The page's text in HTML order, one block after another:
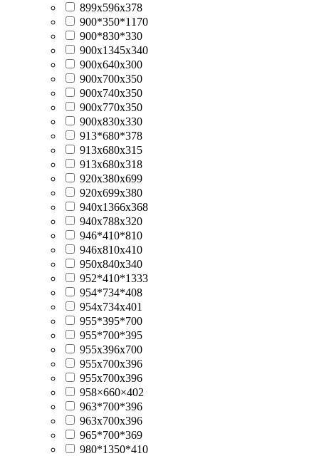
899x596x378
900*350*1170
900*830*330
900x1345x340
900x640x300
900x700x350
900x740x350
900x770x350
900x830x330
913*680*378
913x680x315
913х680х318
920x380x699
920x699x380
940x1366x368
940x788x320
946*410*810
946x810x410
950x840x340
952*410*1333
954*734*408
954x734x401
955*395*700
955*700*395
955x396x700
955x700x396
955х700х396
958×660×402
963*700*396
963x700x396
965*700*369
980*1350*410